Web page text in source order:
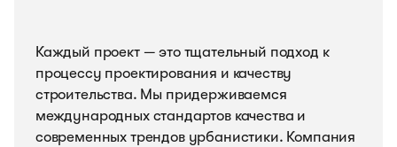
Каждый проект — это тщательный подход к
процессу проектирования и качеству
строительства. Мы придерживаемся
международных стандартов качества и
современных трендов урбанистики. Компания